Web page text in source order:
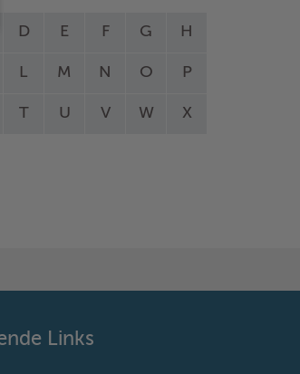
D E F G H
L M N O P
T U V W X
Links